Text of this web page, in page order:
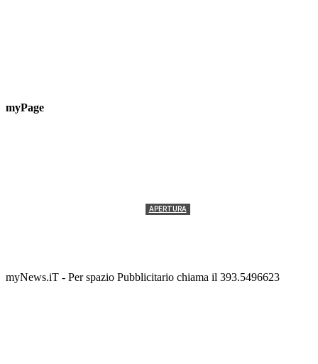
myPage
APERTURA
myNews.iT - Per spazio Pubblicitario chiama il 393.5496623